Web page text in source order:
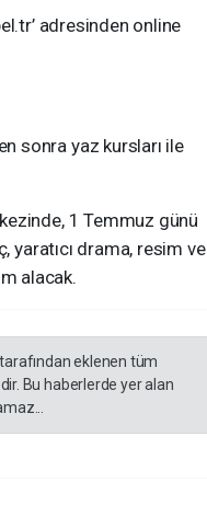
adresinden online
sonra yaz kursları ile
1 Temmuz günü
yaratıcı drama, resim ve
alacak.
eklenen tüm
Bu haberlerde yer alan